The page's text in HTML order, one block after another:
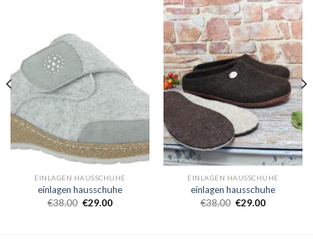
EINLAGEN HAUSSCHUHE
einlagen hausschuhe
€38.00 €29.00
EINLAGEN HAUSSCHUHE
einlagen hausschuhe
€38.00 €29.00